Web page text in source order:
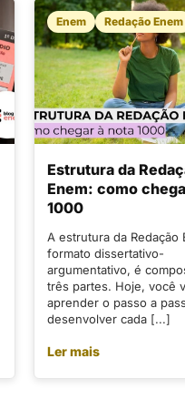
Enem Redação Enem
Estrutura da
Enem: como
1000
A estrutura da Redação
formato dissertativo-
argumentativo, é
três partes. Hoje, você
aprender o passo a
desenvolver cada [...]
Ler mais